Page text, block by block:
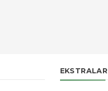
EKSTRALAR